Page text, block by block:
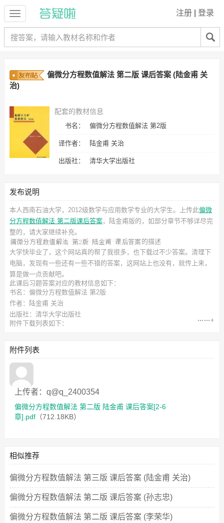
注册 登录
偏微分方程数值解法 第二版 课后答案 (陆金甫 关
治)
配套的教材信息
书名： 偏微分方程数值解法 第2版
译作者： 陆金甫 关治
出版社： 清华大学出版社
发布说明
本人西南石油大学，2012级数学与应用数学专业的大学生。上传此偏微
分方程数值解法 第二版课后答案，陆金甫版的，如部分章节不够详尽完
整的，请大家继续补充。
的描述
大学快毕业了，这个网站真的帮了我很多，也下载过不少答案。清理下
电脑，发现有一些还有一些不错的答案，这网站上也没有，就传上来，
算是做一点贡献吧。
此课后习题答案对应的教材信息如下：
书名：偏微分方程数值解法 第2版
作者：陆金甫 关治
出版社：清华大学出版社
附件下载列表如下：
附件列表
上传者：q@q_2400354
偏微分方程数值解法 第二版 陆金甫 课后答案[2-6
章].pdf （712.18KB）
相似推荐
偏微分方程数值解法 第三版 课后答案 (陆金甫 关治)
偏微分方程数值解法 第二版 课后答案 (孙志忠)
偏微分方程数值解法 第二版 课后答案 (李荣华)